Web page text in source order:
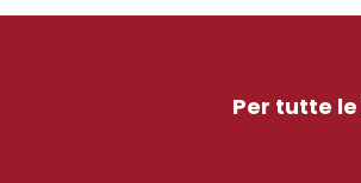
Per tutte